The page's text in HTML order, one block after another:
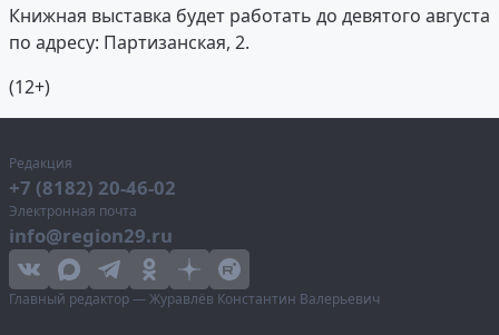
Книжная выставка будет работать до девятого августа
по адресу: Партизанская, 2.
(12+)
Редакция
+7 (8182) 20-46-02
Электронная почта
info@region29.ru
Главный редактор — Журавлёв Константин Валерьевич